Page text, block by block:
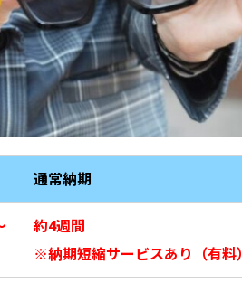
通常納期
約4週間
※納期短縮サービスあり（有料）